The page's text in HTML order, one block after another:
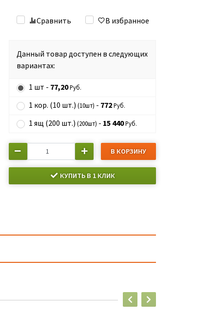
Сравнить В избранное
Данный товар доступен в следующих
вариантах:
1 шт - 77,20 Руб.
1 кор. (10 шт.) (10шт) - 772 Руб.
1 ящ (200 шт.) (200шт) - 15 440 Руб.
В КОРЗИНУ
КУПИТЬ В 1 КЛИК